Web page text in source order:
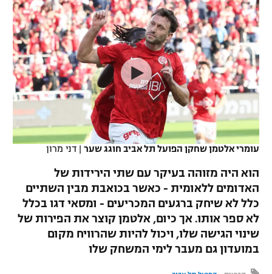
VOD
רץ ברשת
תוצאות
לוח שידורים
ברחבה
"מעל הליגה" – פודקאסט
גביע המדינה
נבחרת ישראל
מכבי חיפה
בית"ר ירושלים
מכבי תל אביב
הפועל תל אביב
הפועל חיפה
הפועל באר שבע
מכבי נתניה
ליגה גרמנית
ליגה ספרדית
ליגה איטלקית
ליגה צרפתית
ליגה הולנדית
ליגה טורקית
ליגה סינית
ליגות נוספות
ליגה לאומית
כדורסל נשים
מכבי תל אביב
הפועל חולון
הפועל ירושלים
דני אבדיה
NBA
יורוליג
יורוקאפ
ענפים נוספים
טניס
כדוריד
כדורעף
שחייה
ג'ודו
אגרוף
ספורט אולימפי
עומרי אלטמן שחקן הפועל תל אביב חוגג שער | דני מרון
הוא היה מזוהה בעיקר עם שתי הירידות של
האדומים ללאומית - כאשר בכואבת מבין השתיים
כלל לא שיחק ברגעים המכריעים - ומסאי דגו בכלל
לא ספר אותו. אך כיום, אלטמן קוצר את הפירות של
שינוי הגישה שלו, ויכול להיות שהרוויח מקום
במועדון גם מעבר לימי המשחק שלו